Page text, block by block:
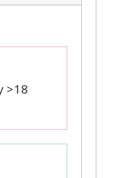
>18